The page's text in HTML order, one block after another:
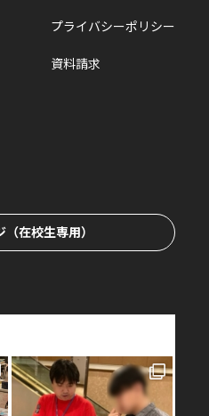
プライバシーポリシー
資料請求
在校生専用）